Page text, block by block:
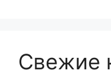
Свежие